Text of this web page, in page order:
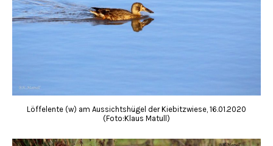
Löffelente (w) am Aussichtshügel der Kiebitzwiese, 16.01.2020
(Foto:Klaus Matull)